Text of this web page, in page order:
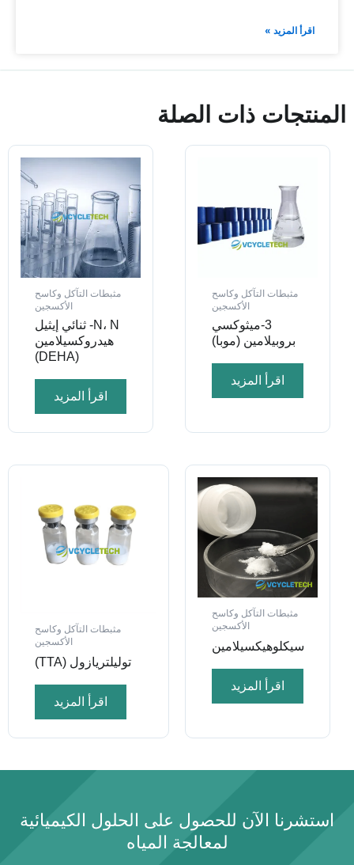
اقرأ المزيد »
المنتجات ذات الصلة
مثبطات التآكل وكاسح
الأكسجين
3-ميثوكسي
بروبيلامين (موبا)
اقرأ المزيد
مثبطات التآكل وكاسح
الأكسجين
N، N- ثنائي إيثيل
هيدروكسيلامين
(DEHA)
اقرأ المزيد
مثبطات التآكل وكاسح
الأكسجين
سيكلوهيكسيلامين
اقرأ المزيد
مثبطات التآكل وكاسح
الأكسجين
توليلتريازول (TTA)
اقرأ المزيد
استشرنا الآن للحصول على الحلول الكيميائية
لمعالجة المياه